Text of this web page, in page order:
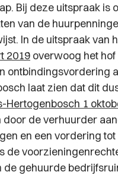
Bij deze uitspraak is
van de
In de uitspraak van
2019 overwoog het
ontbindingsvordering
laat zien dat dit
Hertogenbosch 1
door de verhuurder
en een vordering
de
gehuurde